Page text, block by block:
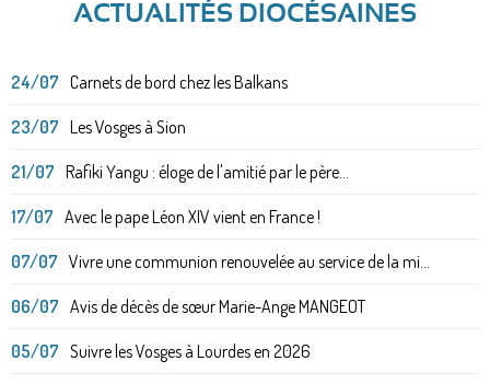
ACTUALITÉS DIOCÉSAINES
24/07 Carnets de bord chez les Balkans
23/07 Les Vosges à Sion
21/07 Rafiki Yangu : éloge de l'amitié par le père...
17/07 Avec le pape Léon XIV vient en France !
07/07 Vivre une communion renouvelée au service de la mi...
06/07 Avis de décès de sœur Marie-Ange MANGEOT
05/07 Suivre les Vosges à Lourdes en 2026